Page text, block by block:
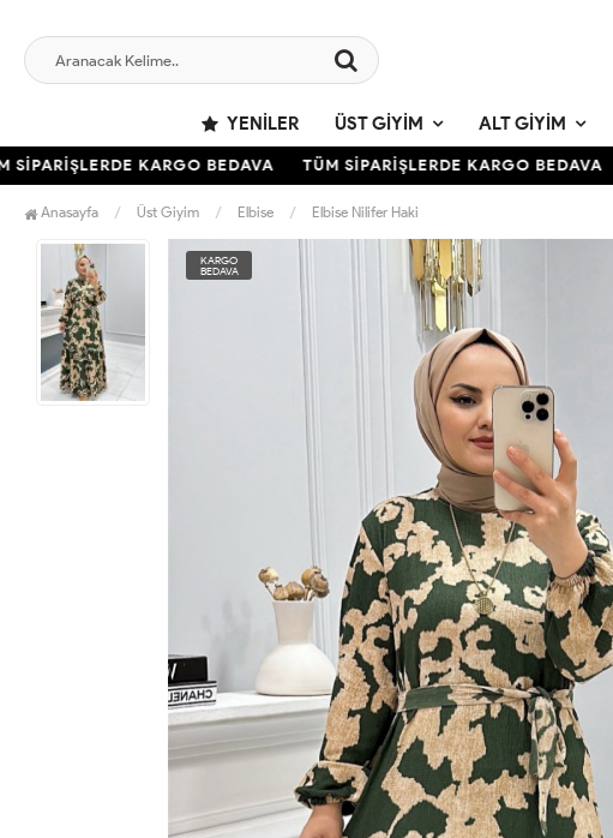
YENILER ÜST GIYIM ALT GIYIM
KARGO BEDAVA TÜM SİPARİŞLERDE KARGO BEDAVA
Anasayfa Üst Giyim Elbise Elbise Nilifer Haki
KARGO
BEDAVA